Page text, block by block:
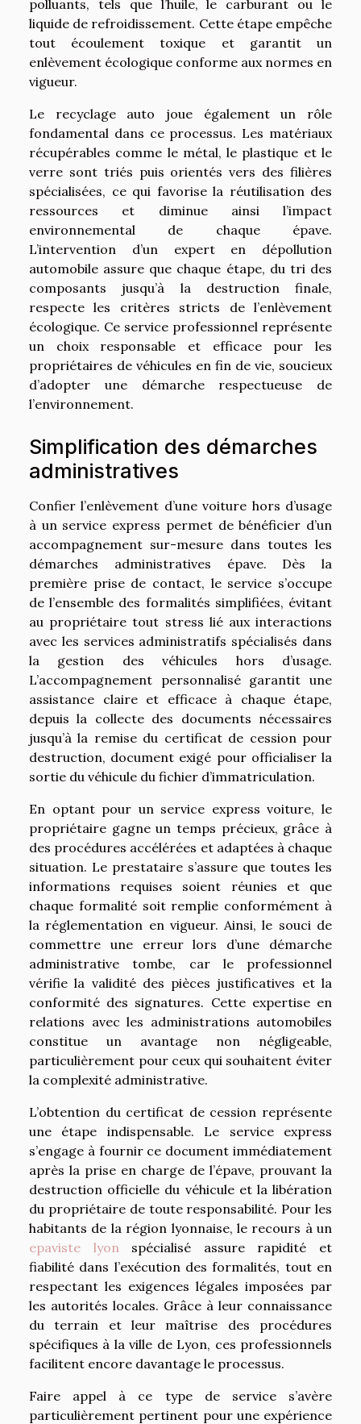
polluants, tels que l’huile, le carburant ou le
liquide de refroidissement. Cette étape empêche
tout écoulement toxique et garantit un
enlèvement écologique conforme aux normes en
vigueur.
Le recyclage auto joue également un rôle
fondamental dans ce processus. Les matériaux
récupérables comme le métal, le plastique et le
verre sont triés puis orientés vers des filières
spécialisées, ce qui favorise la réutilisation des
ressources et diminue ainsi l’impact
environnemental de chaque épave.
L’intervention d’un expert en dépollution
automobile assure que chaque étape, du tri des
composants jusqu’à la destruction finale,
respecte les critères stricts de l’enlèvement
écologique. Ce service professionnel représente
un choix responsable et efficace pour les
propriétaires de véhicules en fin de vie, soucieux
d’adopter une démarche respectueuse de
l’environnement.
Simplification des démarches
administratives
Confier l’enlèvement d’une voiture hors d’usage
à un service express permet de bénéficier d’un
accompagnement sur-mesure dans toutes les
démarches administratives épave. Dès la
première prise de contact, le service s’occupe
de l’ensemble des formalités simplifiées, évitant
au propriétaire tout stress lié aux interactions
avec les services administratifs spécialisés dans
la gestion des véhicules hors d’usage.
L’accompagnement personnalisé garantit une
assistance claire et efficace à chaque étape,
depuis la collecte des documents nécessaires
jusqu’à la remise du certificat de cession pour
destruction, document exigé pour officialiser la
sortie du véhicule du fichier d’immatriculation.
En optant pour un service express voiture, le
propriétaire gagne un temps précieux, grâce à
des procédures accélérées et adaptées à chaque
situation. Le prestataire s’assure que toutes les
informations requises soient réunies et que
chaque formalité soit remplie conformément à
la réglementation en vigueur. Ainsi, le souci de
commettre une erreur lors d’une démarche
administrative tombe, car le professionnel
vérifie la validité des pièces justificatives et la
conformité des signatures. Cette expertise en
relations avec les administrations automobiles
constitue un avantage non négligeable,
particulièrement pour ceux qui souhaitent éviter
la complexité administrative.
L’obtention du certificat de cession représente
une étape indispensable. Le service express
s’engage à fournir ce document immédiatement
après la prise en charge de l’épave, prouvant la
destruction officielle du véhicule et la libération
du propriétaire de toute responsabilité. Pour les
habitants de la région lyonnaise, le recours à un
epaviste lyon spécialisé assure rapidité et
fiabilité dans l’exécution des formalités, tout en
respectant les exigences légales imposées par
les autorités locales. Grâce à leur connaissance
du terrain et leur maîtrise des procédures
spécifiques à la ville de Lyon, ces professionnels
facilitent encore davantage le processus.
Faire appel à ce type de service s’avère
particulièrement pertinent pour une expérience